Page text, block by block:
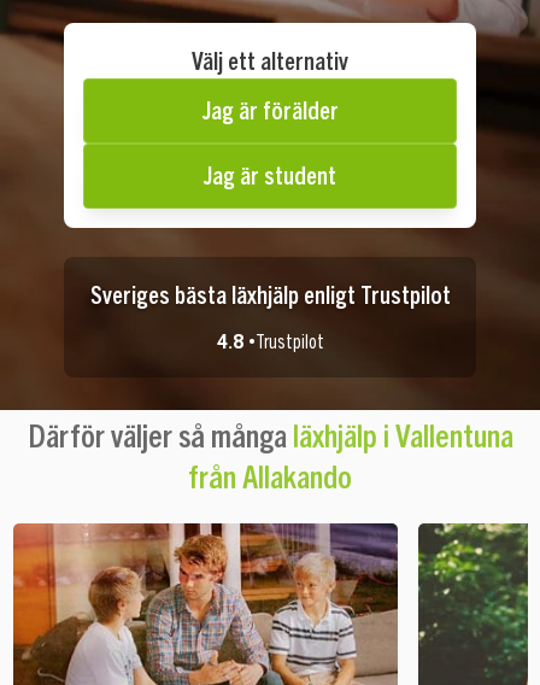
Välj ett alternativ
Jag är förälder
Jag är student
Sveriges bästa läxhjälp enligt Trustpilot
4.8 •Trustpilot
Därför väljer så många läxhjälp i Vallentuna
från Allakando